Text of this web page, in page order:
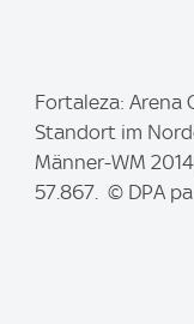
m
Fortaleza: Arena
Standort im
Männer-WM
57.867. © DPA pa